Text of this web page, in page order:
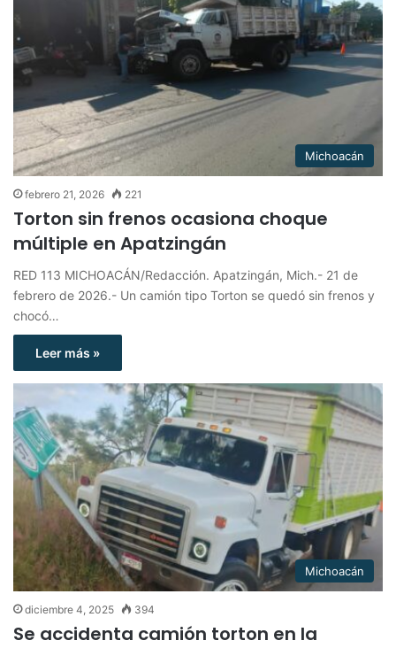
Michoacán
febrero 21, 2026 221
Torton sin frenos ocasiona choque
múltiple en Apatzingán
RED 113 MICHOACÁN/Redacción. Apatzingán, Mich.- 21 de
febrero de 2026.- Un camión tipo Torton se quedó sin frenos y
chocó…
Leer más »
Michoacán
diciembre 4, 2025 394
Se accidenta camión torton en la